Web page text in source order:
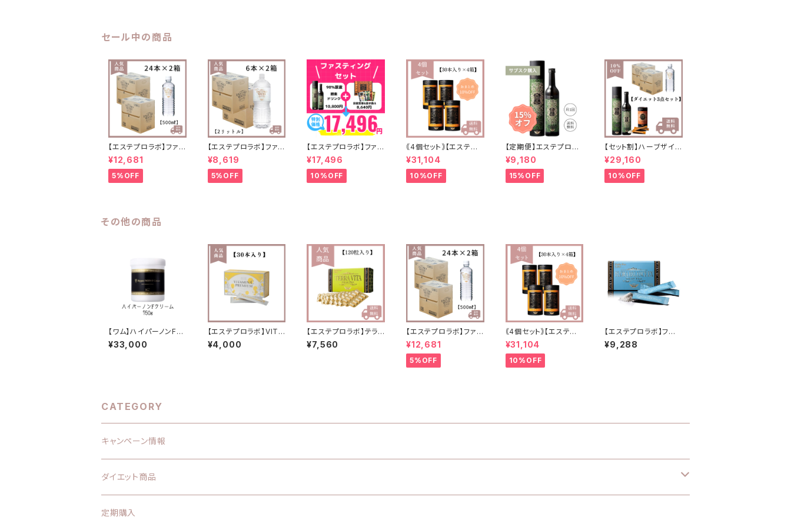
セール中の商品
【エステプロラボ】ファス
トプロウォーター 500
ml(24本セット)×2箱
送料無料
¥12,681
5%OFF
【エステプロラボ】ファス
トプロウォーター 2ℓ(6
本セット)×2箱 送料無
料
¥8,619
5%OFF
【エステプロラボ】ファス
ティングセット
¥17,496
10%OFF
｟4個セット｠【エステプ
ロラボ】トリプルカッター
EX
¥31,104
10%OFF
【定期便】エステプロラ
ボハーブザイム(酵素)/
3ヶ月コース
¥9,180
15%OFF
【セット割】ハーブザイム
×トリプルカッター×ファ
ストプロウォーター
¥29,160
10%OFF
その他の商品
【ワム】ハイパーノンFク
リーム 750g
¥33,000
【エステプロラボ】VITA
MIN C PREMIUM（ビ
タミンCプレミアム）30
¥4,000
【エステプロラボ】テラヴ
ィータ グランプロ
¥7,560
【エステプロラボ】ファス
トプロウォーター 500
ml(24本セット)×2箱
送料無料
¥12,681
5%OFF
｟4個セット｠【エステプ
ロラボ】トリプルカッター
EX
¥31,104
10%OFF
【エステプロラボ】フロ
ーラバランス
¥9,288
CATEGORY
キャンペーン情報
ダイエット商品
エステプロラボ
定期購入